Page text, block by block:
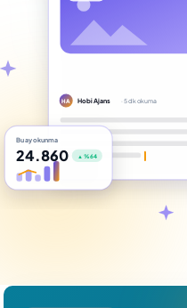
HA Hobi Ajans · 5 dk okuma
Bu ay okunma
24.860 ▲ %64